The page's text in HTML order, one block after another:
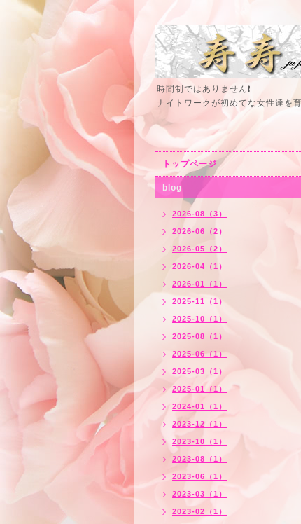
時間制ではありません❗
ナイトワークが初めてな女性達を
トップページ
blog
2026-08（3）
2026-06（2）
2026-05（2）
2026-04（1）
2026-01（1）
2025-11（1）
2025-10（1）
2025-08（1）
2025-06（1）
2025-03（1）
2025-01（1）
2024-01（1）
2023-12（1）
2023-10（1）
2023-08（1）
2023-06（1）
2023-03（1）
2023-02（1）